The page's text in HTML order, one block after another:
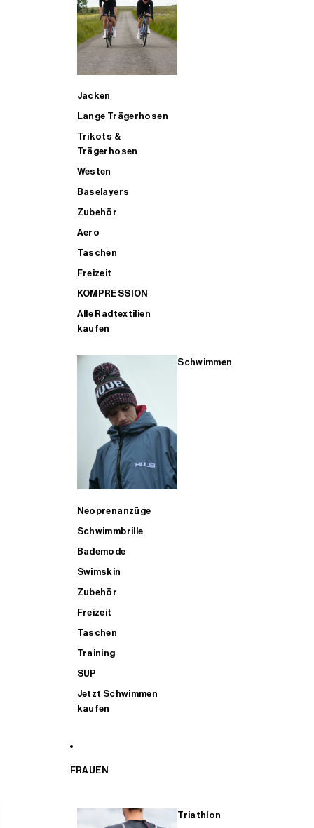
Jacken
Lange Trägerhosen
Trikots &
Trägerhosen
Westen
Baselayers
Zubehör
Aero
Taschen
Freizeit
KOMPRESSION
Alle Radtextilien
kaufen
Schwimmen
Neoprenanzüge
Schwimmbrille
Bademode
Swimskin
Zubehör
Freizeit
Taschen
Training
SUP
Jetzt Schwimmen
kaufen
FRAUEN
Triathlon
ALLE TRIATHLONARTIKEL FÜR MÄNNER KAUFEN